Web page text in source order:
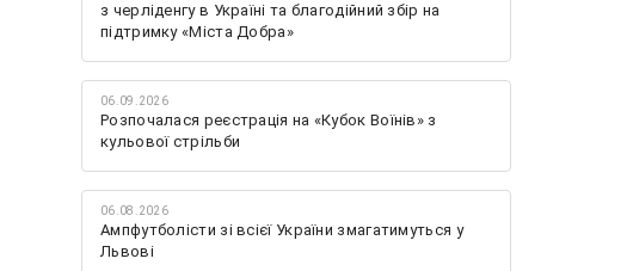
з черліденгу в Україні та благодійний збір на
підтримку «Міста Добра»
06.09.2026
Розпочалася реєстрація на «Кубок Воїнів» з
кульової стрільби
06.08.2026
Ампфутболісти зі всієї України змагатимуться у
Львові